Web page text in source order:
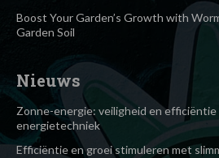
Boost Your Garden’s Growth with
Garden Soil
Nieuws
Zonne-energie: veiligheid en efficiëntie
energietechniek
Efficiëntie en groei stimuleren met